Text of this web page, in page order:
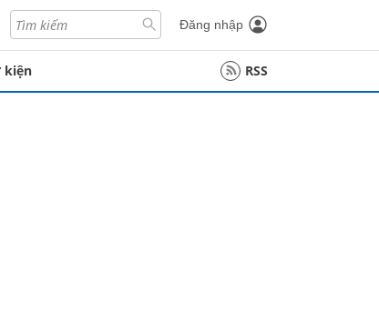
Đăng nhập
kiện RSS